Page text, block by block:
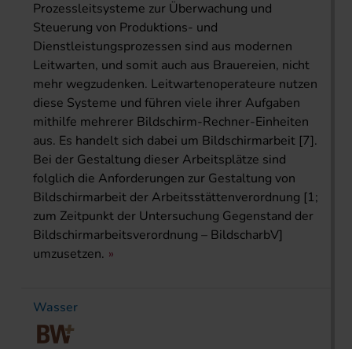
Prozessleitsysteme zur Überwachung und
Steuerung von Produktions- und
Dienstleistungsprozessen sind aus modernen
Leitwarten, und somit auch aus Brauereien, nicht
mehr wegzudenken. Leitwartenoperateure nutzen
diese Systeme und führen viele ihrer Aufgaben
mithilfe mehrerer Bildschirm-Rechner-Einheiten
aus. Es handelt sich dabei um Bildschirmarbeit [7].
Bei der Gestaltung dieser Arbeitsplätze sind
folglich die Anforderungen zur Gestaltung von
Bildschirmarbeit der Arbeitsstättenverordnung [1;
zum Zeitpunkt der Untersuchung Gegenstand der
Bildschirm­arbeitsverordnung – BildscharbV]
umzusetzen.
Wasser